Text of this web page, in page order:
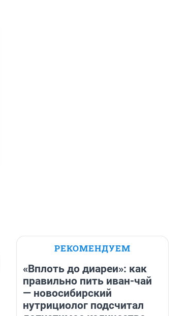
РЕКОМЕНДУЕМ
«Вплоть до диареи»: как
правильно пить иван-чай
— новосибирский
нутрициолог подсчитал